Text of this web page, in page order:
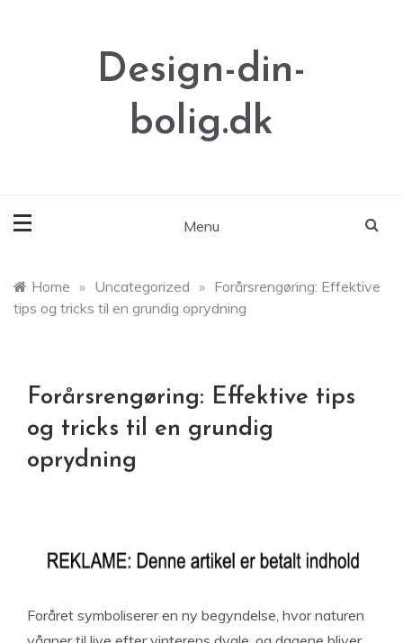
Design-din-
bolig.dk
Menu
Home » Uncategorized » Forårsrengøring: Effektive
tips og tricks til en grundig oprydning
Forårsrengøring: Effektive tips
og tricks til en grundig
oprydning
Foråret symboliserer en ny begyndelse, hvor naturen